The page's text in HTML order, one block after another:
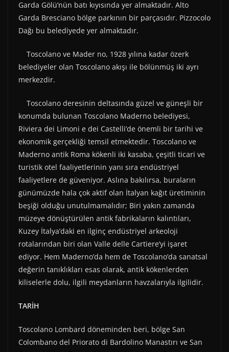
Garda Gölü’nün batı kıyısında yer almaktadır. Alto
Garda Bresciano bölge parkının bir parçasıdır. Pizzocolo
Dağı bu belediyede yer almaktadır.
Toscolano ve Mader no, 1928 yılına kadar özerk
belediyeler olan Toscolano akışı ile bölünmüş iki ayrı
merkezdir.
Toscolano deresinin deltasında güzel ve güneşli bir
konumda bulunan Toscolano Maderno belediyesi,
Riviera dei Limoni e dei Castelli’de önemli bir tarihi ve
ekonomik gerçekliği temsil etmektedir. Toscolano ve
Maderno antik Roma kökenli iki kasaba, çeşitli ticari ve
turistik otel faaliyetlerinin yanı sıra endüstriyel
faaliyetlere de güveniyor. Aslına bakılırsa, buraların
günümüzde hala çok aktif olan İtalyan kağıt üretiminin
beşiği olduğu unutulmamalıdır; Biri yakın zamanda
müzeye dönüştürülen antik fabrikaların kalıntıları,
Kuzey İtalya’daki en ilginç endüstriyel arkeoloji
rotalarından biri olan Valle delle Cartiere’yi işaret
ediyor. Hem Maderno’da hem de Toscolano’da sanatsal
değerin tanıklıkları esas olarak, antik kökenlerden
kiliselerle dolu, ilgili meydanların havzalarıyla ilgilidir.
TARİH
Toscolano Lombard döneminden beri, bölge San
Colombano del Priorato di Bardolino Manastırı ve San